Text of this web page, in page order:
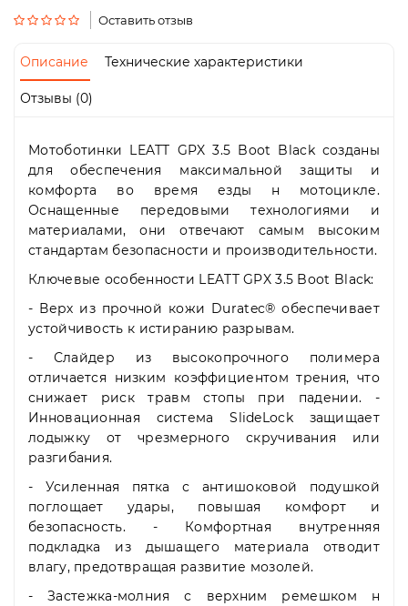
Пн-
09:00
-
19:00
-
19:00
Вс
-
выходной
Оставить отзыв
Описание Технические характеристики
Отзывы (0)
Мотоботинки LEATT GPX 3.5 Boot Black созданы
для обеспечения максимальной защиты и
комфорта во время езды н мотоцикле.
Оснащенные передовыми технологиями и
материалами, они отвечают самым высоким
стандартам безопасности и производительности.
Ключевые особенности LEATT GPX 3.5 Boot Black:
- Верх из прочной кожи Duratec® обеспечивает
устойчивость к истиранию разрывам.
- Слайдер из высокопрочного полимера
отличается низким коэффициентом трения, что
снижает риск травм стопы при падении. -
Инновационная система SlideLock защищает
лодыжку от чрезмерного скручивания или
разгибания.
- Усиленная пятка с антишоковой подушкой
поглощает удары, повышая комфорт и
безопасность. - Комфортная внутренняя
подкладка из дышащего материала отводит
влагу, предотвращая развитие мозолей.
- Застежка-молния с верхним ремешком н